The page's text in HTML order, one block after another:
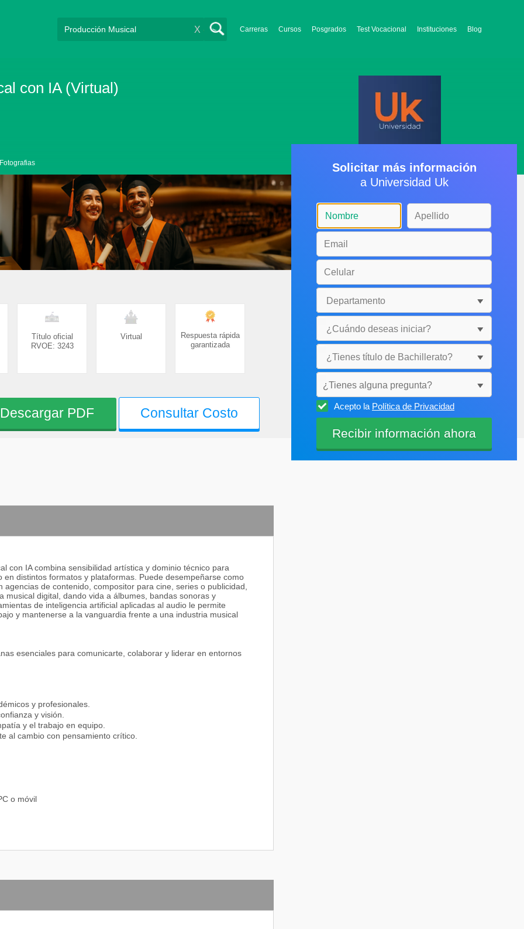
Carreras Cursos Posgrados Test Vocacional Instituciones Blog
X
con IA (Virtual)
Fotografias
Título oficial
RVOE: 3243
Virtual
Respuesta rápida
garantizada
Descargar PDF Consultar Costo
con IA combina sensibilidad artística y dominio técnico para
distintos formatos y plataformas. Puede desempeñarse como
de contenido, compositor para cine, series o publicidad,
digital, dando vida a álbumes, bandas sonoras y
de inteligencia artificial aplicadas al audio le permite
y mantenerse a la vanguardia frente a una industria musical
esenciales para comunicarte, colaborar y liderar en entornos
y profesionales.
y visión.
y el trabajo en equipo.
al cambio con pensamiento crítico.
o móvil
en todo momento con un equipo de coaches
Solicitar más información
a Universidad Uk
¿Tienes alguna pregunta?
Selecciónala
Acepto la Política de Privacidad